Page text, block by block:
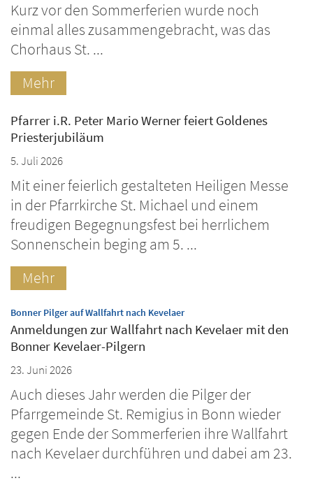
Kurz vor den Sommerferien wurde noch
einmal alles zusammengebracht, was das
Chorhaus St. ...
Mehr
Pfarrer i.R. Peter Mario Werner feiert Goldenes
Priesterjubiläum
5. Juli 2026
Mit einer feierlich gestalteten Heiligen Messe
in der Pfarrkirche St. Michael und einem
freudigen Begegnungsfest bei herrlichem
Sonnenschein beging am 5. ...
Mehr
Bonner Pilger auf Wallfahrt nach Kevelaer:
Anmeldungen zur Wallfahrt nach Kevelaer mit den
Bonner Kevelaer-Pilgern
23. Juni 2026
Auch dieses Jahr werden die Pilger der
Pfarrgemeinde St. Remigius in Bonn wieder
gegen Ende der Sommerferien ihre Wallfahrt
nach Kevelaer durchführen und dabei am 23.
...